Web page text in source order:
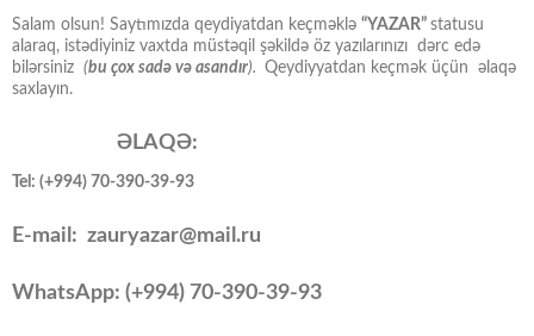
Salam olsun! Saytımızda qeydiyatdan keçməklə “YAZAR” statusu
alaraq, istədiyiniz vaxtda müstəqil şəkildə öz yazılarınızı dərc edə
bilərsiniz (bu çox sadə və asandır). Qeydiyyatdan keçmək üçün əlaqə
saxlayın.
ƏLAQƏ:
Tel: (+994) 70-390-39-93
E-mail: zauryazar@mail.ru
WhatsApp: (+994) 70-390-39-93